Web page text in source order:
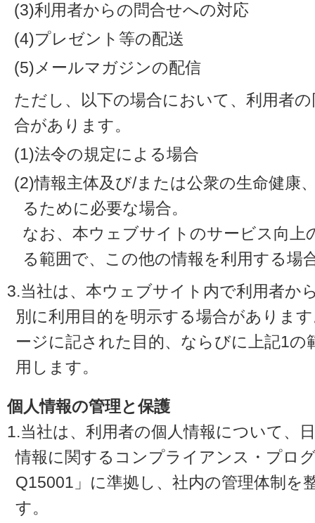
(3)利用者からの問合せへの対応
(4)プレゼント等の配送
(5)メールマガジンの配信
ただし、以下の場合において、利用者
合があります。
(1)法令の規定による場合
(2)情報主体及び/または公衆の生命健康
るために必要な場合。
なお、本ウェブサイトのサービス向上
る範囲で、この他の情報を利用する場
3.当社は、本ウェブサイト内で利用者か
別に利用目的を明示する場合がありま
ージに記された目的、ならびに上記1の
用します。
個人情報の管理と保護
1.当社は、利用者の個人情報について、
情報に関するコンプライアンス・プロ
Q15001」に準拠し、社内の管理体制を
す。